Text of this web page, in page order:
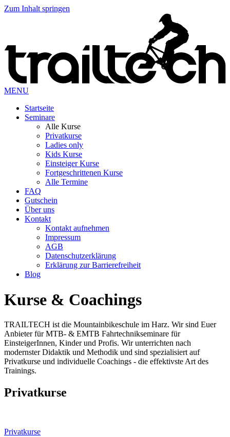
Zum Inhalt springen
MENU
Startseite
Seminare
Alle Kurse
Privatkurse
Ladies only
Kids Kurse
Einsteiger Kurse
Fortgeschrittenen Kurse
Alle Termine
FAQ
Gutschein
Über uns
Kontakt
Kontakt aufnehmen
Impressum
AGB
Datenschutzerklärung
Erklärung zur Barrierefreiheit
Blog
Kurse & Coachings
TRAILTECH ist die Mountainbikeschule im Harz. Wir sind Euer
Anbieter für MTB- & EMTB Fahrtechnikseminare für
EinsteigerInnen, Kinder und Profis. Wir unterrichten nach
modernster Didaktik und Methodik und sind spezialisiert auf
Privatkurse und individuelle Coachings - die effektivste Art des
Trainings.
Privatkurse
Privatkurse